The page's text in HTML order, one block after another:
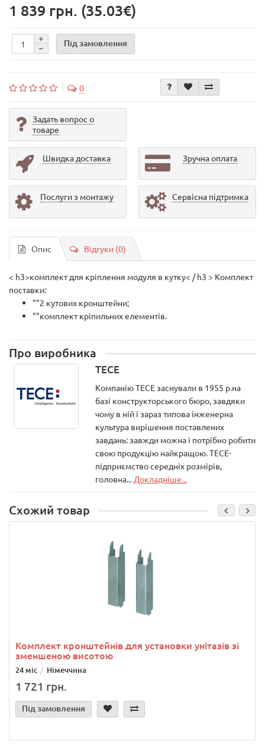
1 839 грн. (35.03€)
Під замовлення
0
Задать вопрос о
товаре
Швидка доставка Зручна оплата
Послуги з монтажу Сервісна підтримка
Опис Відгуки (0)
< h3>комплект для кріплення модуля в кутку< / h3 > Комплект
поставки:
""2 кутових кронштейни;
""комплект кріпильних елементів.
Про виробника
TECE
Компанію ТЕСЕ заснували в 1955 р.на
базі конструкторського бюро, завдяки
чому в ній і зараз типова інженерна
культура вирішення поставлених
завдань: завжди можна і потрібно робити
свою продукцію найкращою. ТЕСЕ-
підприємство середніх розмірів,
головна... Докладніше...
Схожий товар
Комплект кронштейнів для установки унітазів зі
зменшеною висотою
24 міс Німеччина
1 721 грн.
Під замовлення